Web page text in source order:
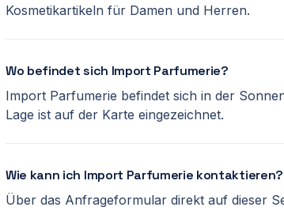
Kosmetikartikeln für Damen und Herren.
Wo befindet sich Import Parfumerie?
Import Parfumerie befindet sich in der
Lage ist auf der Karte eingezeichnet.
Wie kann ich Import Parfumerie kontaktieren?
Über das Anfrageformular direkt auf dieser